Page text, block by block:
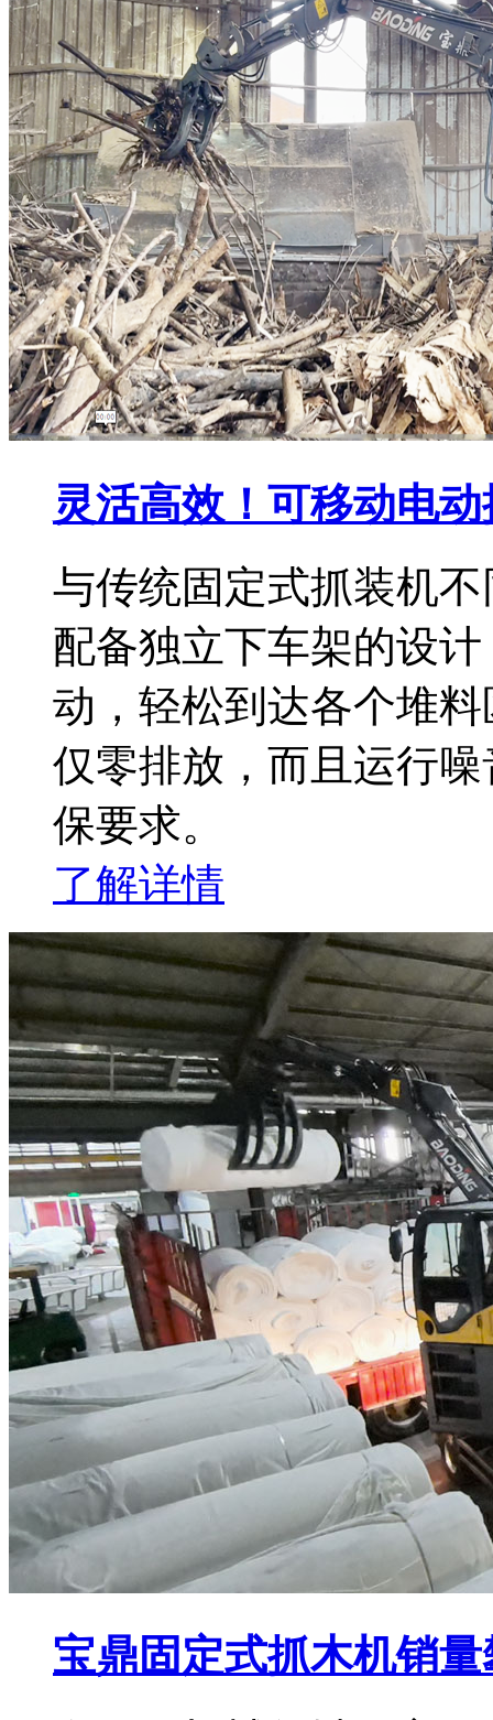
灵活高效！可移动电
与传统固定式抓装机
配备独立下车架的设
动，轻松到达各个堆
仅零排放，而且运行
保要求。
了解详情
宝鼎固定式抓木机销量